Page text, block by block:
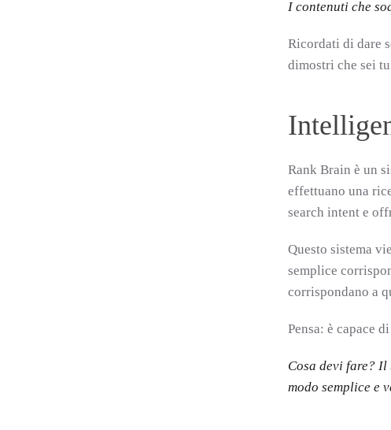
I contenuti che
Ricordati di dare
dimostri che sei
Rank Brain è un
effettuano una
search intent e
Questo sistema
semplice
corrispondano a
Pensa: è capace
Cosa devi fare?
modo semplice e